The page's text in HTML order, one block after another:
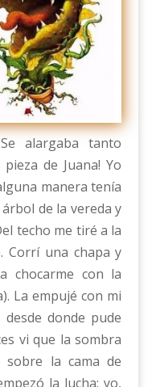
alargaba tanto
de Juana! Yo
manera tenía
de la vereda y
techo me tiré a la
Corrí una chapa y
chocarme con la
La empujé con mi
donde pude
vi que la sombra
la cama de
la lucha: yo,